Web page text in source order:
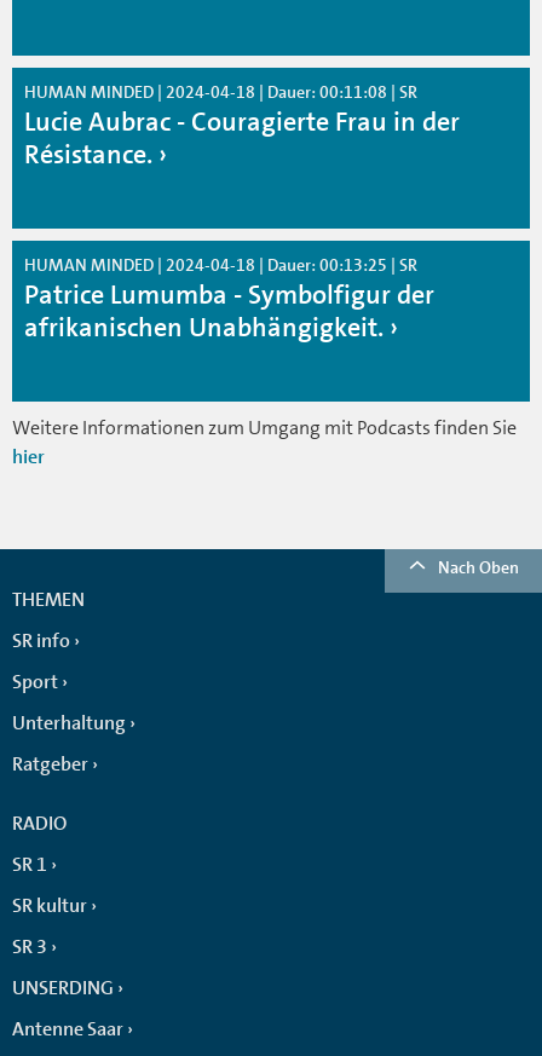
HUMAN MINDED | 2024-04-18 | Dauer: 00:11:08 | SR
Lucie Aubrac - Couragierte Frau in der
Résistance.
HUMAN MINDED | 2024-04-18 | Dauer: 00:13:25 | SR
Patrice Lumumba - Symbolfigur der
afrikanischen Unabhängigkeit.
Weitere Informationen zum Umgang mit Podcasts finden Sie
hier
Nach Oben
THEMEN
SR info
Sport
Unterhaltung
Ratgeber
RADIO
SR 1
SR kultur
SR 3
UNSERDING
Antenne Saar